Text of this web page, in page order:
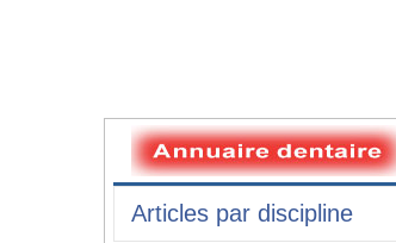
Articles par discipline